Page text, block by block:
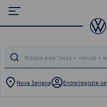
Nova Serrana Entre/registre-se